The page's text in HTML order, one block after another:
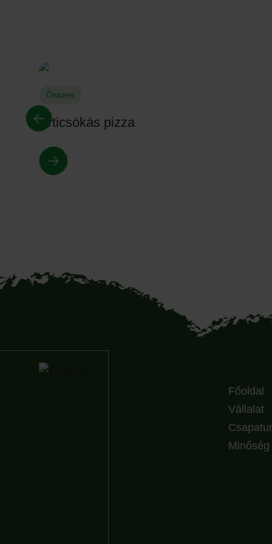
Összes
Articsókás pizza
Főoldal
Vállalat
Minőség